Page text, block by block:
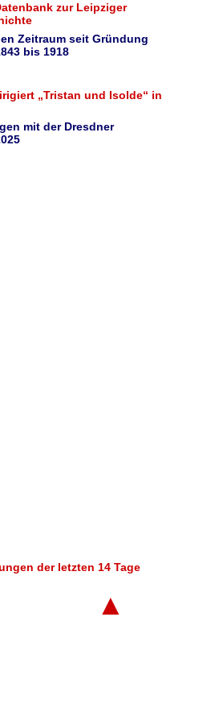
zur Leipziger
Zeitraum seit Gründung
bis 1918
„Tristan und Isolde“ in
mit der Dresdner
der letzten 14 Tage
▲